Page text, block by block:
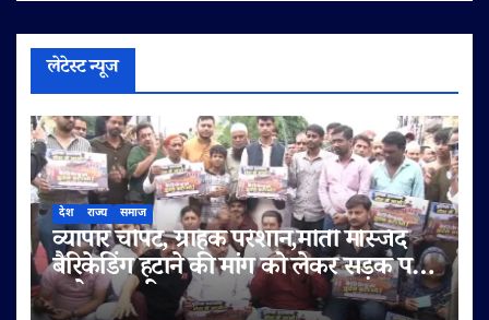
लेटेस्ट न्यूज
देश राज्य समाज
व्यापार चौपट, ग्राहक परेशान,मोती मस्जिद
बैरिकेडिंग हटाने की मांग को लेकर सड़क पर
उतरे व्यापारी